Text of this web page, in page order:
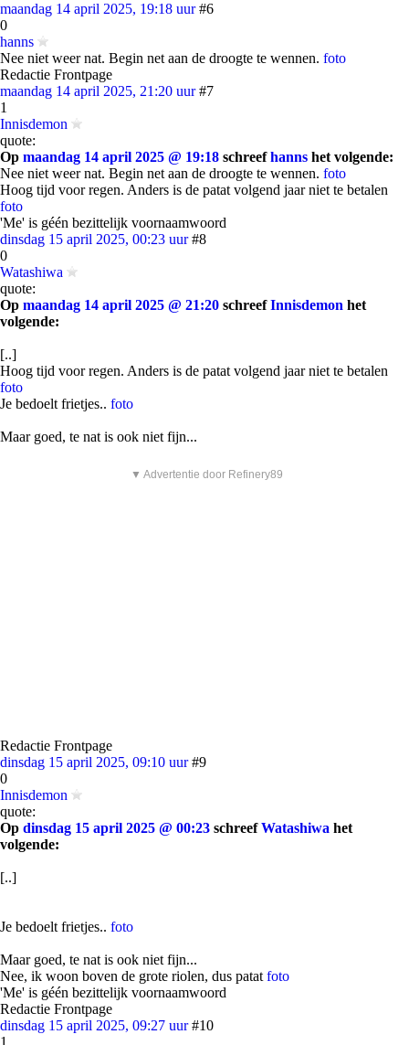
maandag 14 april 2025, 19:18 uur #6
0
hanns
Nee niet weer nat. Begin net aan de droogte te wennen. foto
Redactie Frontpage
maandag 14 april 2025, 21:20 uur #7
1
Innisdemon
quote:
Op maandag 14 april 2025 @ 19:18 schreefhanns het volgende:
Nee niet weer nat. Begin net aan de droogte te wennen. foto
Hoog tijd voor regen. Anders is de patat volgend jaar niet te betalen
foto
'Me' is géén bezittelijk voornaamwoord
dinsdag 15 april 2025, 00:23 uur #8
0
Watashiwa
quote:
Op maandag 14 april 2025 @ 21:20 schreefInnisdemon het
volgende:
[..]
Hoog tijd voor regen. Anders is de patat volgend jaar niet te betalen
foto
Je bedoelt frietjes.. foto
Maar goed, te nat is ook niet fijn...
▼ Advertentie door Refinery89
Redactie Frontpage
dinsdag 15 april 2025, 09:10 uur #9
0
Innisdemon
quote:
Op dinsdag 15 april 2025 @ 00:23 schreefWatashiwa het
volgende:
[..]
Je bedoelt frietjes.. foto
Maar goed, te nat is ook niet fijn...
Nee, ik woon boven de grote riolen, dus patat foto
'Me' is géén bezittelijk voornaamwoord
Redactie Frontpage
dinsdag 15 april 2025, 09:27 uur #10
1